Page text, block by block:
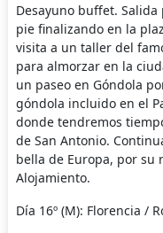
Desayuno buffet.
pie finalizando en la
visita a un taller del
para almorzar en la
un paseo en Góndola
góndola incluido en el
donde tendremos
de San Antonio.
bella de Europa, por su
Alojamiento.
Día 16º (M): Florencia /